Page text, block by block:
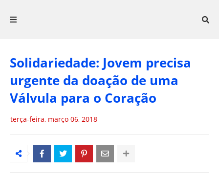
Solidariedade: Jovem precisa
urgente da doação de uma
Válvula para o Coração
terça-feira, março 06, 2018